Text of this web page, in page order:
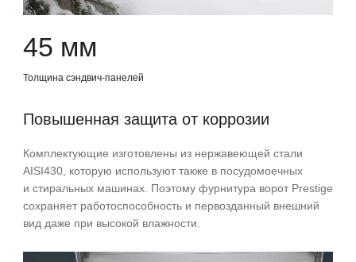
45 мм
Толщина сэндвич-панелей
Повышенная защита от коррозии
Комплектующие изготовлены из нержавеющей стали
AISI430, которую используют также в посудомоечных
и стиральных машинах. Поэтому фурнитура ворот Prestige
сохраняет работоспособность и первозданный внешний
вид даже при высокой влажности.